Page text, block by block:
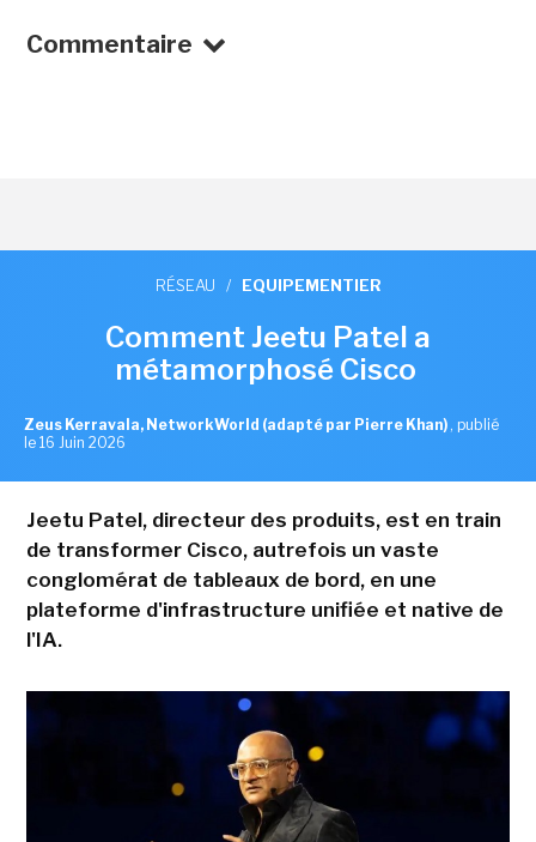
Commentaire
RÉSEAU / EQUIPEMENTIER
Comment Jeetu Patel a
métamorphosé Cisco
Zeus Kerravala, NetworkWorld (adapté par Pierre Khan) , publié
le 16 Juin 2026
Jeetu Patel, directeur des produits, est en train
de transformer Cisco, autrefois un vaste
conglomérat de tableaux de bord, en une
plateforme d'infrastructure unifiée et native de
l'IA.